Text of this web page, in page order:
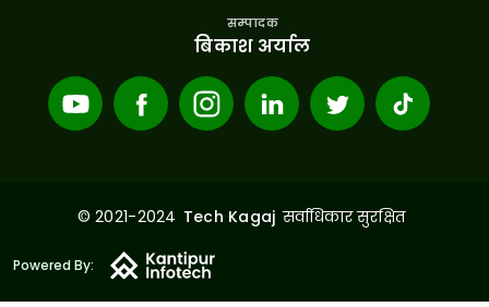
सम्पादक
बिकाश अर्याल
© 2021-2024 Tech Kagaj सर्वाधिकार सुरक्षित
Powered By: